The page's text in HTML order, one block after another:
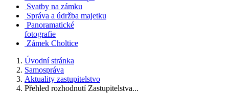
Svatby na zámku
Správa a údržba majetku
Panoramatické
fotografie
Zámek Choltice
Úvodní stránka
Samospráva
Aktuality zastupitelstvo
Přehled rozhodnutí Zastupitelstva...